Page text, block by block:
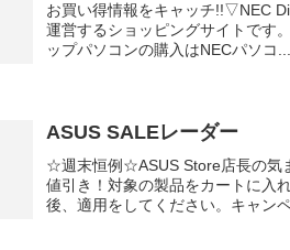
お買い得情報をキャッチ!!▽NEC
運営するショッピングサイトです
ップパソコンの購入はNECパソコ...
ASUS SALEレーダー
☆週末恒例☆ASUS Store店長の気
値引き！対象の製品をカートに入
後、適用をしてください。キャン